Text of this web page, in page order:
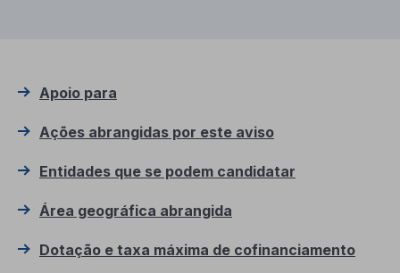
Apoio para
Ações abrangidas por este aviso
Entidades que se podem candidatar
Área geográfica abrangida
Dotação e taxa máxima de cofinanciamento